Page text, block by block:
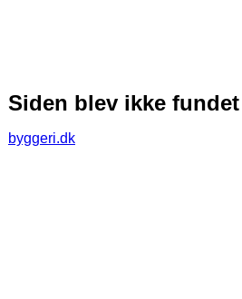
Siden blev ikke fundet
byggeri.dk